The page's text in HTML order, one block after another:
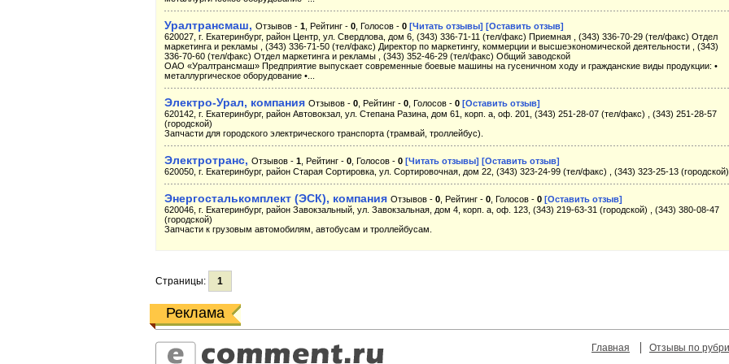
Уралтрансмаш, Отзывов - 1 , Рейтинг - 0 , Голосов - 0 [Читать отзывы] [Оставить отзыв]
620027, г. Екатеринбург, район Центр, ул. Свердлова, дом 6, (343) 336-71-11 (тел/факс) Приемная , (343) 336-70-29 (тел/факс) Отдел
маркетинга и рекламы , (343) 336-71-50 (тел/факс) Директор по маркетингу, коммерции и высшеэкономической деятельности , (343)
336-70-60 (тел/факс) Отдел маркетинга и рекламы , (343) 352-46-29 (тел/факс) Общий заводской
ОАО «Уралтрансмаш» Предприятие выпускает современные боевые машины на гусеничном ходу и гражданские виды продукции: •
металлургическое оборудование •...
Электро-Урал, компания Отзывов - 0 , Рейтинг - 0 , Голосов - 0 [Оставить отзыв]
620142, г. Екатеринбург, район Автовокзал, ул. Степана Разина, дом 61, корп. а, оф. 201, (343) 251-28-07 (тел/факс) , (343) 251-28-57
(городской)
Запчасти для городского электрического транспорта (трамвай, троллейбус).
Электротранс, Отзывов - 1 , Рейтинг - 0 , Голосов - 0 [Читать отзывы] [Оставить отзыв]
620050, г. Екатеринбург, район Старая Сортировка, ул. Сортировочная, дом 22, (343) 323-24-99 (тел/факс) , (343) 323-25-13 (городской)
Энергосталькомплект (ЭСК), компания Отзывов - 0 , Рейтинг - 0 , Голосов - 0 [Оставить отзыв]
620046, г. Екатеринбург, район Завокзальный, ул. Завокзальная, дом 4, корп. а, оф. 123, (343) 219-63-31 (городской) , (343) 380-08-47
(городской)
Запчасти к грузовым автомобилям, автобусам и троллейбусам.
Страницы: 1
Реклама
Главная Отзывы по